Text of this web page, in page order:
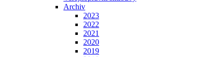
Archiv
2023
2022
2021
2020
2019